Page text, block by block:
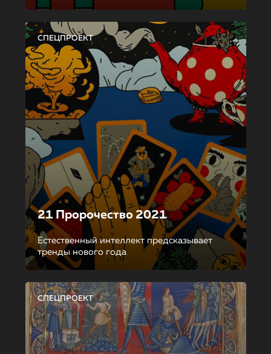
СПЕЦПРОЕКТ
21 Пророчество 2021
Естественный интеллект предсказывает
тренды нового года
СПЕЦПРОЕКТ